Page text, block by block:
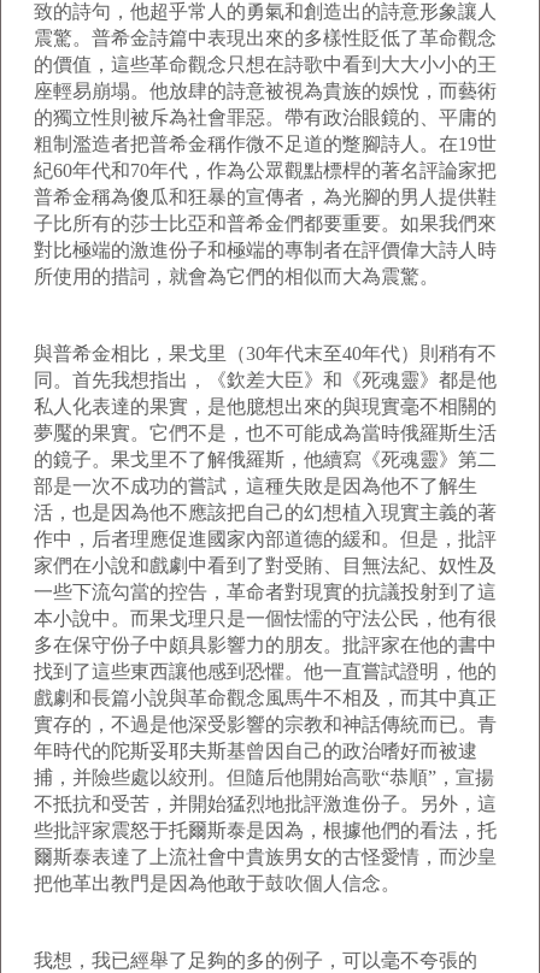
致的詩句，他超乎常人的勇氣和創造出的詩意形象讓人
震驚。普希金詩篇中表現出來的多樣性貶低了革命觀念
的價值，這些革命觀念只想在詩歌中看到大大小小的王
座輕易崩塌。他放肆的詩意被視為貴族的娛悅，而藝術
的獨立性則被斥為社會罪惡。帶有政治眼鏡的、平庸的
粗制濫造者把普希金稱作微不足道的蹩腳詩人。在19世
紀60年代和70年代，作為公眾觀點標桿的著名評論家把
普希金稱為傻瓜和狂暴的宣傳者，為光腳的男人提供鞋
子比所有的莎士比亞和普希金們都要重要。如果我們來
對比極端的激進份子和極端的專制者在評價偉大詩人時
所使用的措詞，就會為它們的相似而大為震驚。
與普希金相比，果戈里（30年代末至40年代）則稍有不
同。首先我想指出，《欽差大臣》和《死魂靈》都是他
私人化表達的果實，是他臆想出來的與現實毫不相關的
夢魘的果實。它們不是，也不可能成為當時俄羅斯生活
的鏡子。果戈里不了解俄羅斯，他續寫《死魂靈》第二
部是一次不成功的嘗試，這種失敗是因為他不了解生
活，也是因為他不應該把自己的幻想植入現實主義的著
作中，后者理應促進國家內部道德的緩和。但是，批評
家們在小說和戲劇中看到了對受賄、目無法紀、奴性及
一些下流勾當的控告，革命者對現實的抗議投射到了這
本小說中。而果戈理只是一個怯懦的守法公民，他有很
多在保守份子中頗具影響力的朋友。批評家在他的書中
找到了這些東西讓他感到恐懼。他一直嘗試證明，他的
戲劇和長篇小說與革命觀念風馬牛不相及，而其中真正
實存的，不過是他深受影響的宗教和神話傳統而已。青
年時代的陀斯妥耶夫斯基曾因自己的政治嗜好而被逮
捕，并險些處以絞刑。但隨后他開始高歌“恭順”，宣揚
不抵抗和受苦，并開始猛烈地批評激進份子。另外，這
些批評家震怒于托爾斯泰是因為，根據他們的看法，托
爾斯泰表達了上流社會中貴族男女的古怪愛情，而沙皇
把他革出教門是因為他敢于鼓吹個人信念。
我想，我已經舉了足夠的多的例子，可以毫不夸張的